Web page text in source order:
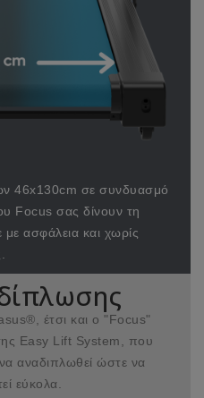
46x130cm σε συνδυασμό
Focus σας δίνουν τη
ασφάλεια και χωρίς
έτσι και ο "Focus"
Easy Lift System, που
αναδιπλωθεί ώστε να
εύκολα.